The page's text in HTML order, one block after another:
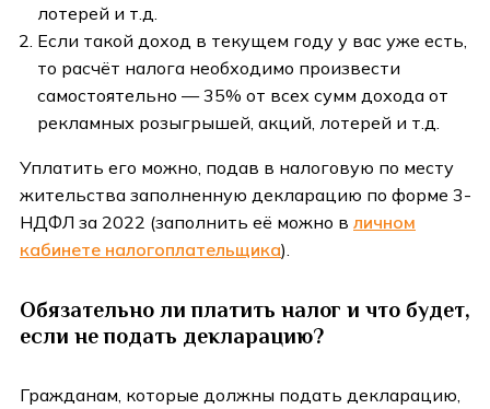
лотерей и т.д.
Если такой доход в текущем году у вас уже есть,
то расчёт налога необходимо произвести
самостоятельно — 35% от всех сумм дохода от
рекламных розыгрышей, акций, лотерей и т.д.
Уплатить его можно, подав в налоговую по месту
жительства заполненную декларацию по форме 3-
НДФЛ за 2022 (заполнить её можно в личном
кабинете налогоплательщика).
Обязательно ли платить налог и что будет,
если не подать декларацию?
Гражданам, которые должны подать декларацию,